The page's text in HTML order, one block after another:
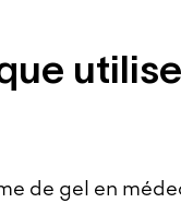
de gel en